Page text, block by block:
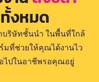
ทั้งหมด
ริษัทชั้นนำ ในพื้นที่ใกล้
มที่ช่วยให้คุณได้งานไว
อไปในอาชีพรอคุณอยู่